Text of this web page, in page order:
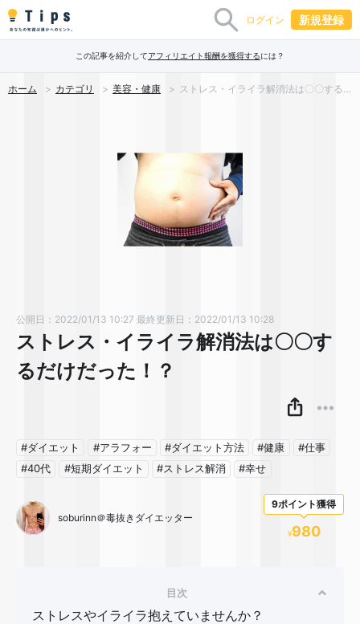
ログイン 新規登録
この記事を紹介してアフィリエイト報酬を獲得するには？
ホーム カテゴリ 美容・健康 ストレス・イライラ解消法は〇〇するだけだった！？
公開日：2022/01/13 10:27 最終更新日：2022/01/13 10:28
ストレス・イライラ解消法は〇〇す
るだけだった！？
#ダイエット #アラフォー #ダイエット方法 #健康
#仕事
#40代
#短期ダイエット #ストレス解消 #幸せ
9ポイント獲得
¥980
soburinn＠毒抜きダイエッター
目次
ストレスやイライラ抱えていませんか？